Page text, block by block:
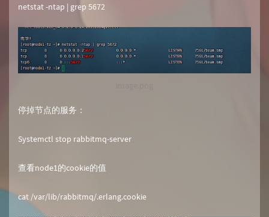
netstat -ntap | grep 5672
停掉节点的服务：
Systemctl stop rabbitmq-server
查看node1的cookie的值
cat /var/lib/rabbitmq/.erlang.cookie